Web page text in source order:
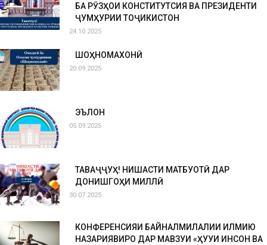
БА РӮЗҲОИ КОНСТИТУТСИЯ ВА ПРЕЗИДЕНТИ
ҶУМҲУРИИ ТОҶИКИСТОН
24.10.2025
ШОҲНОМАХОНӢ
20.09.2025
ЭЪЛОН
05.09.2025
ТАВАҶҶУҲ! НИШАСТИ МАТБУОТӢ ДАР
ДОНИШГОҲИ МИЛЛӢ
30.07.2025
КОНФЕРЕНСИЯИ БАЙНАЛМИЛАЛИИ ИЛМИЮ
НАЗАРИЯВИРО ДАР МАВЗУИ «ҲУҚУҚИ ИНСОН ВА